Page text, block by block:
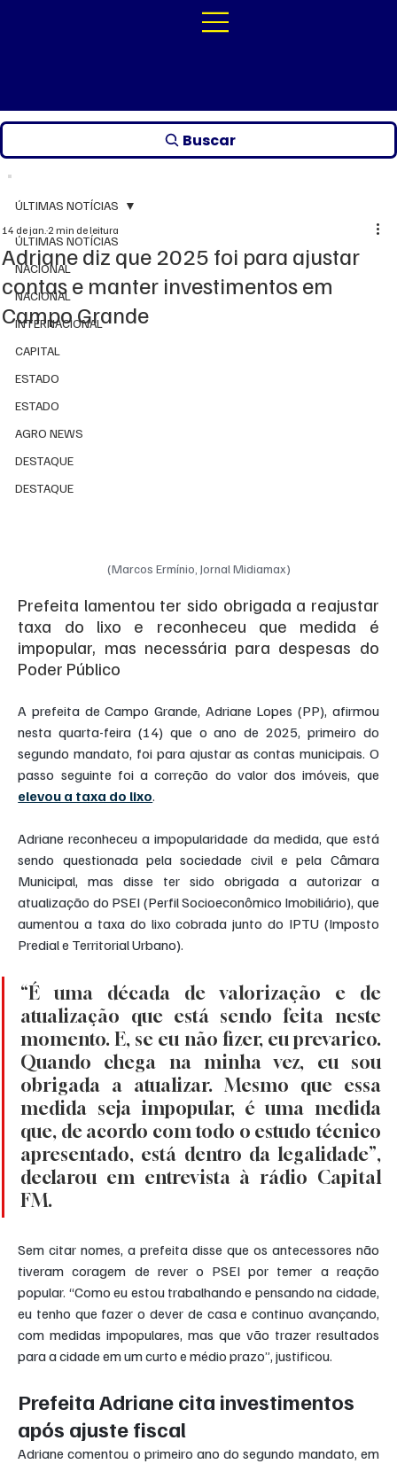
Buscar
ÚLTIMAS NOTÍCIAS
NACIONAL
NACIONAL
INTERNACIONAL
CAPITAL
ESTADO
ESTADO
AGRO NEWS
DESTAQUE
DESTAQUE
ÚLTIMAS NOTÍCIAS
Adriane diz que 2025 foi para ajustar
contas e manter investimentos em
Campo Grande
14 de jan.2 min de leitura
(Marcos Ermínio, Jornal Midiamax)
Prefeita lamentou ter sido obrigada a reajustar
taxa do lixo e reconheceu que medida é
impopular, mas necessária para despesas do
Poder Público
A prefeita de Campo Grande, Adriane Lopes (PP), afirmou
nesta quarta-feira (14) que o ano de 2025, primeiro do
segundo mandato, foi para ajustar as contas municipais. O
elevou a taxa do lixo.
Adriane reconheceu a impopularidade da medida, que está
sendo questionada pela sociedade civil e pela Câmara
Municipal, mas disse ter sido obrigada a autorizar a
atualização do PSEI (Perfil Socioeconômico Imobiliário), que
aumentou a taxa do lixo cobrada junto do IPTU (Imposto
Predial e Territorial Urbano).
“É uma década de valorização e de
atualização que está sendo feita neste
momento. E, se eu não fizer, eu prevarico.
Quando chega na minha vez, eu sou
obrigada a atualizar. Mesmo que essa
medida seja impopular, é uma medida
que, de acordo com todo o estudo técnico
apresentado, está dentro da legalidade”,
declarou em entrevista à rádio Capital
FM.
Sem citar nomes, a prefeita disse que os antecessores não
tiveram coragem de rever o PSEI por temer a reação
popular. “Como eu estou trabalhando e pensando na cidade,
eu tenho que fazer o dever de casa e continuo avançando,
com medidas impopulares, mas que vão trazer resultados
para a cidade em um curto e médio prazo”, justificou.
Prefeita Adriane cita investimentos
após ajuste fiscal
Adriane comentou o primeiro ano do segundo mandato, em